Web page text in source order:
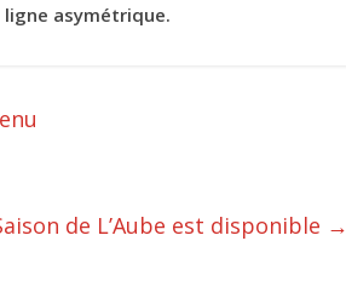
asymétrique.
de L’Aube est disponible →